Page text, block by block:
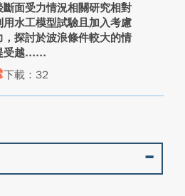
斷面受力情況相關研究相對
用水工模型試驗且加入考慮
，探討於波浪條件較大的情
受越...
下載：32